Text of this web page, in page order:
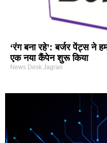
‘रंग बना रहे’: बर्जर पेंट्स ने
एक नया कैंपेन शुरू किया
News Desk Jagran